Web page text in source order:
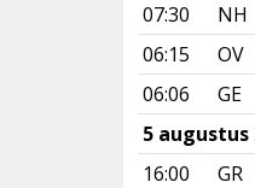
07:30
NH
06:15
OV
06:06
GE
5 augustus
16:00
GR